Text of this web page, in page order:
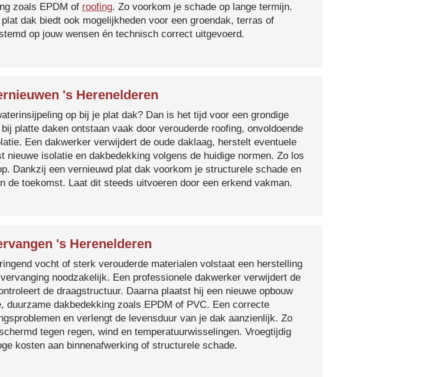
zoals EPDM of roofing. Zo voorkom je schade op lange termijn.
dak biedt ook mogelijkheden voor een groendak, terras of
op jouw wensen én technisch correct uitgevoerd.
's Herenelderen
op bij je plat dak? Dan is het tijd voor een grondige
platte daken ontstaan vaak door verouderde roofing, onvoldoende
Een dakwerker verwijdert de oude daklaag, herstelt eventuele
nieuwe isolatie en dakbedekking volgens de huidige normen. Zo los
Dankzij een vernieuwd plat dak voorkom je structurele schade en
de toekomst. Laat dit steeds uitvoeren door een erkend vakman.
's Herenelderen
vocht of sterk verouderde materialen volstaat een herstelling
noodzakelijk. Een professionele dakwerker verwijdert de
de draagstructuur. Daarna plaatst hij een nieuwe opbouw
duurzame dakbedekking zoals EPDM of PVC. Een correcte
en verlengt de levensduur van je dak aanzienlijk. Zo
tegen regen, wind en temperatuurwisselingen. Vroegtijdig
kosten aan binnenafwerking of structurele schade.